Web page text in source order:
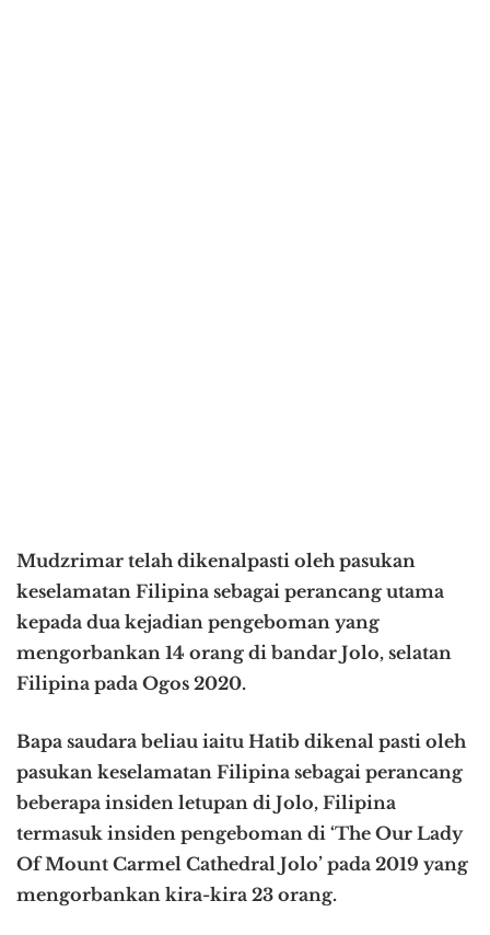
Mudzrimar telah dikenalpasti oleh pasukan
keselamatan Filipina sebagai perancang utama
kepada dua kejadian pengeboman yang
mengorbankan 14 orang di bandar Jolo, selatan
Filipina pada Ogos 2020.
Bapa saudara beliau iaitu Hatib dikenal pasti oleh
pasukan keselamatan Filipina sebagai perancang
beberapa insiden letupan di Jolo, Filipina
termasuk insiden pengeboman di ‘The Our Lady
Of Mount Carmel Cathedral Jolo’ pada 2019 yang
mengorbankan kira-kira 23 orang.